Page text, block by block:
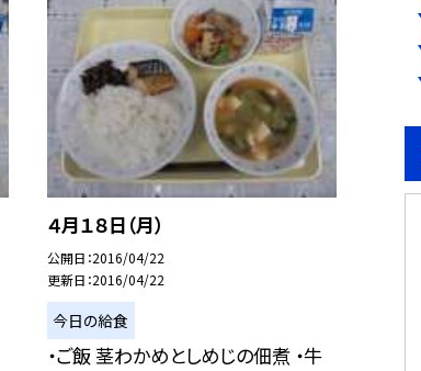
４月１８日（月）
公開日 2016/04/22
更新日 2016/04/22
今日の給食
・ご飯 茎わかめとしめじの佃煮 ・牛